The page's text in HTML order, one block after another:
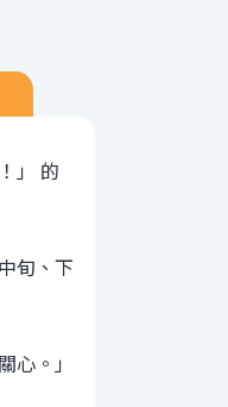
」 的
旬、下
心。」